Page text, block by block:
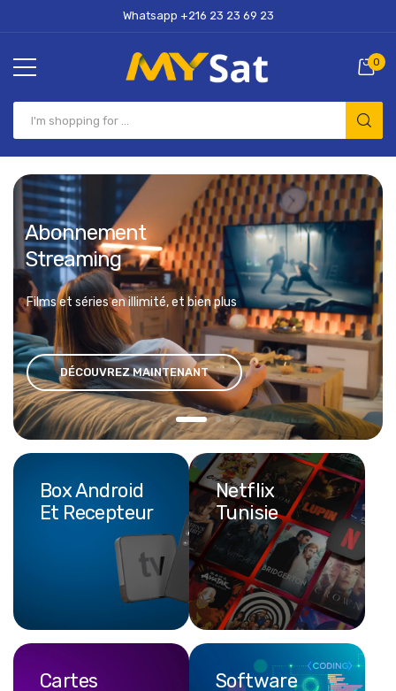
Whatsapp +216 23 23 69 23
0
DÉCOUVREZ MAINTENANT
Films et séries en illimité, et bien plus
Abonnement
Streaming
Box Android
Et Recepteur
Cartes
Netflix
Tunisie
Software